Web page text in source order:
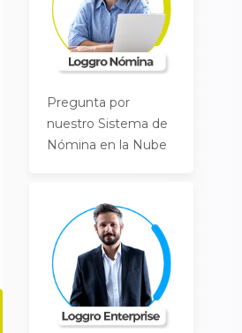
Pregunta por
nuestro Sistema de
Nómina en la Nube